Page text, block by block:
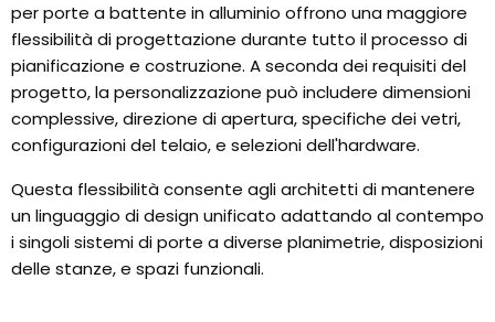
per porte a battente in alluminio offrono una maggiore
flessibilità di progettazione durante tutto il processo di
pianificazione e costruzione. A seconda dei requisiti del
progetto, la personalizzazione può includere dimensioni
complessive, direzione di apertura, specifiche dei vetri,
configurazioni del telaio, e selezioni dell'hardware.
Questa flessibilità consente agli architetti di mantenere
un linguaggio di design unificato adattando al contempo
i singoli sistemi di porte a diverse planimetrie, disposizioni
delle stanze, e spazi funzionali.